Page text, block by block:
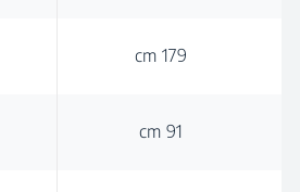
179 cm
91 cm